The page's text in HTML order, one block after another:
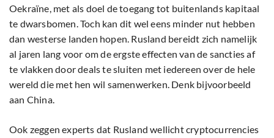
Oekraïne, met als doel de toegang tot buitenlands kapitaal
te dwarsbomen. Toch kan dit wel eens minder nut hebben
dan westerse landen hopen. Rusland bereidt zich namelijk
al jaren lang voor om de ergste effecten van de sancties af ​​
te vlakken door deals te sluiten met iedereen over de hele
wereld die met hen wil samenwerken. Denk bijvoorbeeld
aan China.
Ook zeggen experts dat Rusland wellicht cryptocurrencies